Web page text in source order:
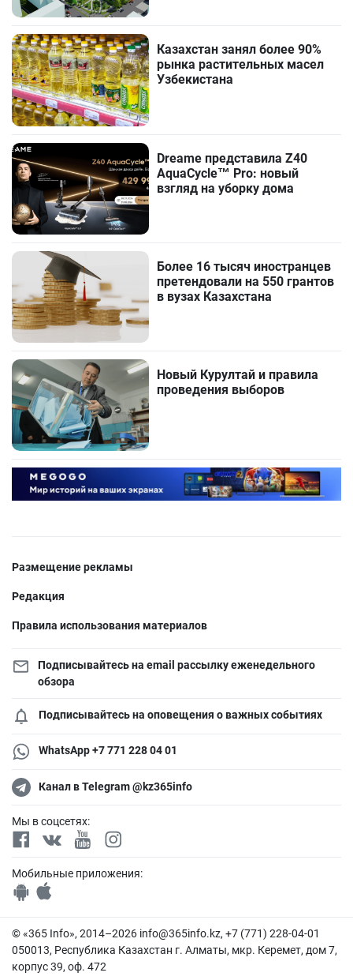
Казахстан занял более 90%
рынка растительных масел
Узбекистана
Dreame представила Z40
AquaCycle™ Pro: новый
взгляд на уборку дома
Более 16 тысяч иностранцев
претендовали на 550 грантов
в вузах Казахстана
Новый Курултай и правила
проведения выборов
Размещение рекламы
Редакция
Правила использования материалов
Подписывайтесь на email рассылку еженедельного
обзора
Подписывайтесь на оповещения о важных событиях
WhatsApp +7 771 228 04 01
Канал в Telegram @kz365info
Мы в соцсетях:
Мобильные приложения:
© «365 Info», 2014–2026 info@365info.kz, +7 (771) 228-04-01
050013, Республика Казахстан г. Алматы, мкр. Керемет, дом 7,
корпус 39, оф. 472